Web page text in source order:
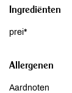
Ingrediënten
prei*
Allergenen
Aardnoten